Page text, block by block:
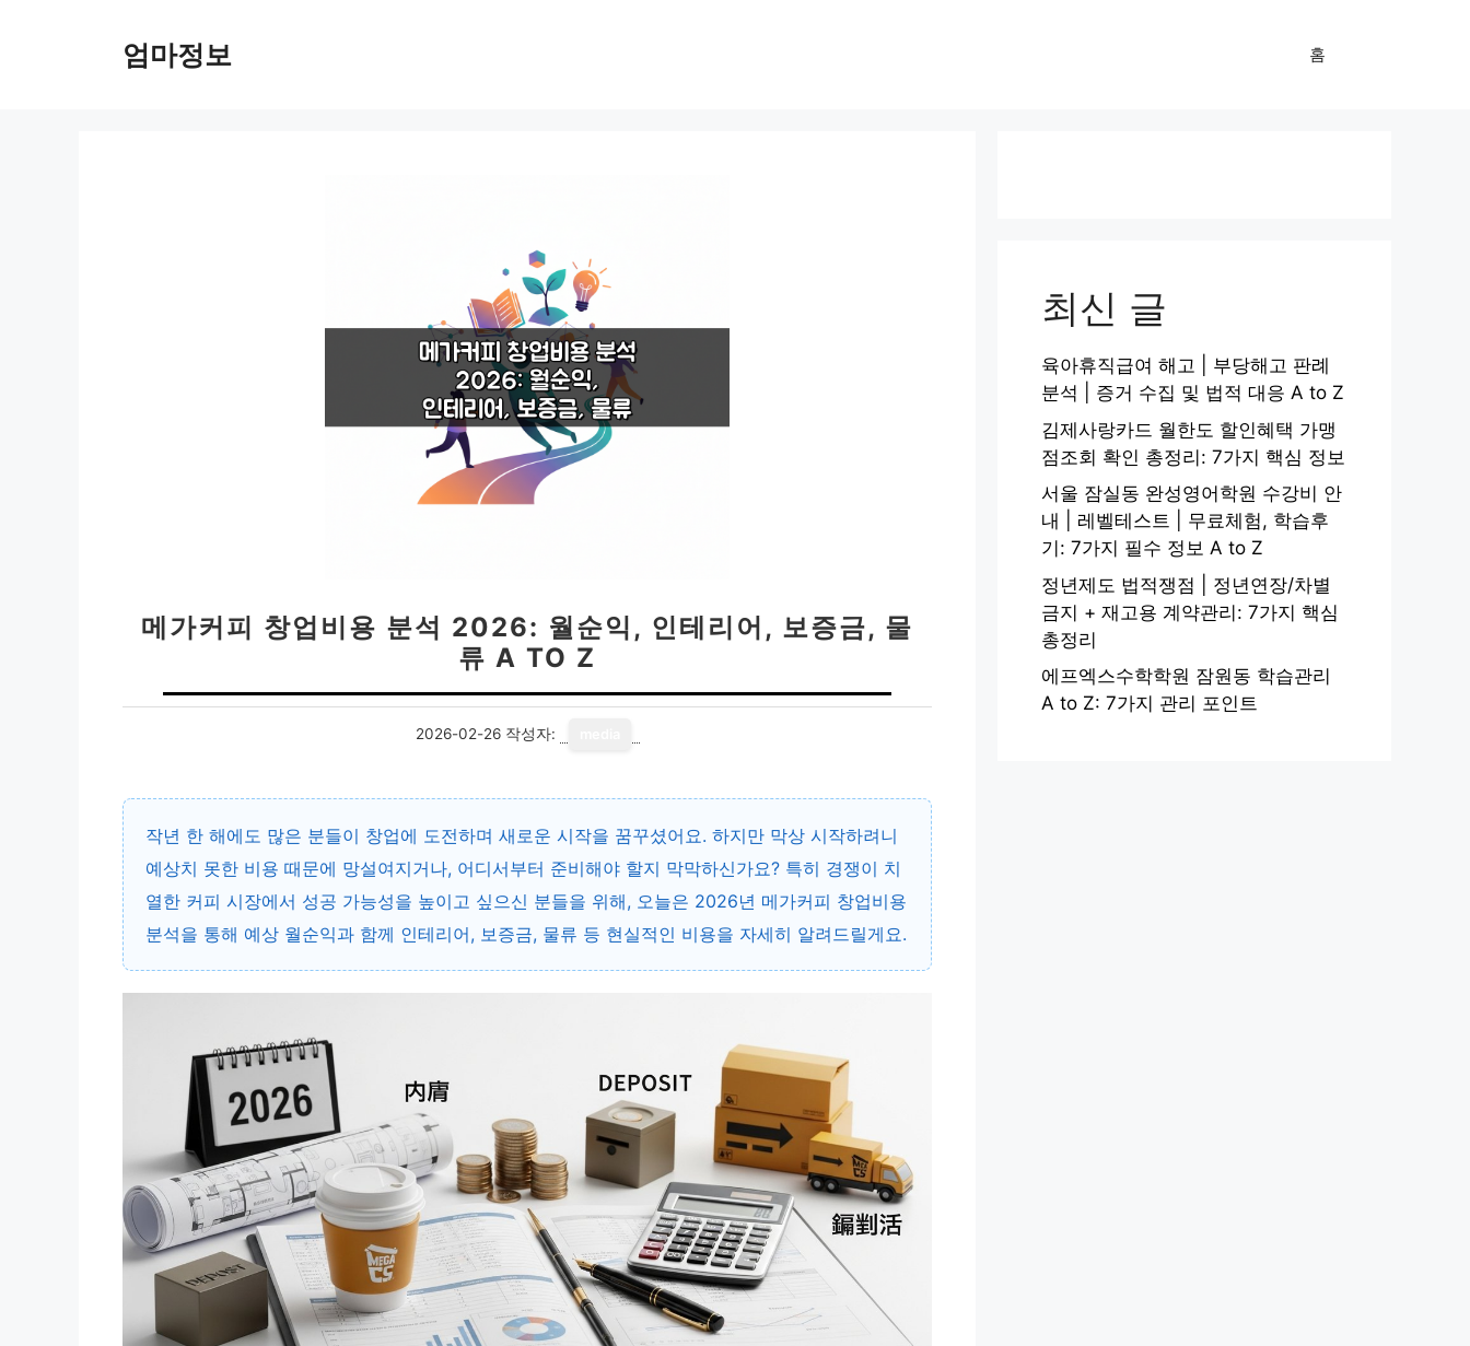
엄마정보 홈
메가커피 창업비용 분석 2026: 월순익, 인테리어, 보증금, 물
류 A TO Z
2026-02-26 작성자:
작년 한 해에도 많은 분들이 창업에 도전하며 새로운 시작을 꿈꾸셨어요. 하지만 막상 시작하려니
예상치 못한 비용 때문에 망설여지거나, 어디서부터 준비해야 할지 막막하신가요? 특히 경쟁이 치
열한 커피 시장에서 성공 가능성을 높이고 싶으신 분들을 위해, 오늘은 2026년 메가커피 창업비용
분석을 통해 예상 월순익과 함께 인테리어, 보증금, 물류 등 현실적인 비용을 자세히 알려드릴게요.
최신 글
육아휴직급여 해고 | 부당해고 판례
분석 | 증거 수집 및 법적 대응 A to Z
김제사랑카드 월한도 할인혜택 가맹
점조회 확인 총정리: 7가지 핵심 정보
서울 잠실동 완성영어학원 수강비 안
내 | 레벨테스트 | 무료체험, 학습후
기: 7가지 필수 정보 A to Z
정년제도 법적쟁점 | 정년연장/차별
금지 + 재고용 계약관리: 7가지 핵심
총정리
에프엑스수학학원 잠원동 학습관리
A to Z: 7가지 관리 포인트